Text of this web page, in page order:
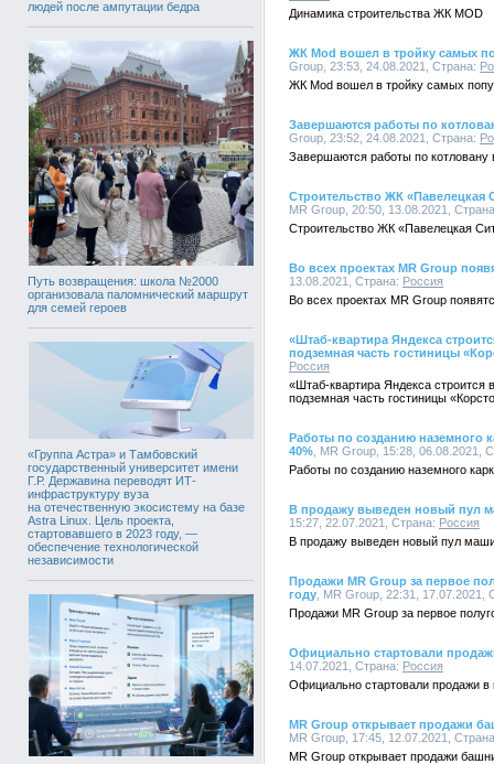
людей после ампутации бедра
Путь возвращения: школа №2000
организовала паломнический маршрут
для семей героев
«Группа Астра» и Тамбовский
государственный университет имени
Г.Р. Державина переводят ИТ-
инфраструктуру вуза
на отечественную экосистему на базе
Astra Linux. Цель проекта,
стартовавшего в 2023 году, —
обеспечение технологической
независимости
Динамика строительства ЖК MOD
ЖК Mod вошел в тройку самых
Group, 23:53, 24.08.2021, Страна:
ЖК Mod вошел в тройку самых
Завершаются работы по
Group, 23:52, 24.08.2021, Страна:
Завершаются работы по
Строительство ЖК «Павелецкая
MR Group, 20:50, 13.08.2021,
Строительство ЖК «Павелецкая
Во всех проектах MR Group
13.08.2021, Страна: Россия
Во всех проектах MR Group
«Штаб-квартира Яндекса
подземная часть гостиницы
Россия
«Штаб-квартира Яндекса строится
подземная часть гостиницы
Работы по созданию наземного
40% , MR Group, 15:28, 06.08.2021,
Работы по созданию наземного
В продажу выведен новый пул
15:27, 22.07.2021, Страна: Россия
В продажу выведен новый пул
Продажи MR Group за первое
году , MR Group, 22:31, 17.07.2021,
Продажи MR Group за первое
Официально стартовали
14.07.2021, Страна: Россия
Официально стартовали продажи в
MR Group открывает продажи
MR Group, 17:45, 12.07.2021,
MR Group открывает продажи